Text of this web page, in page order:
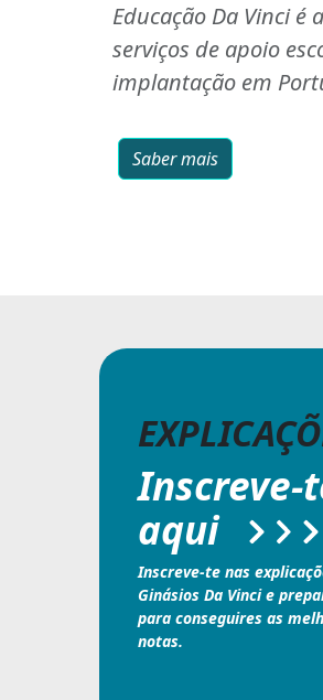
Educação Da Vinci
serviços de apoio
implantação em
Saber mais
Inscreve-
aqui
Inscreve-te nas
Ginásios Da Vinci e
para conseguires as
notas.